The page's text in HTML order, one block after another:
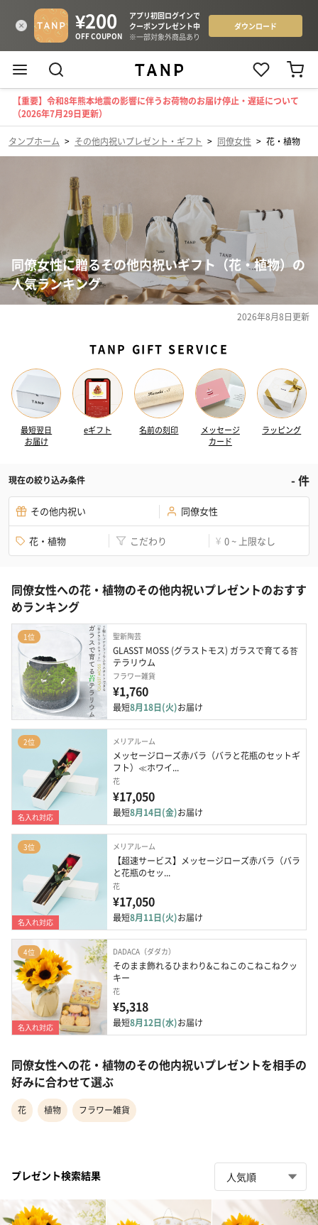
【重要】令和8年熊本地震の影響に伴うお荷物のお届け停止・遅延について
（2026年7月29日更新）
タンプホーム > その他内祝いプレゼント・ギフト > 同僚女性 > 花・植物
同僚女性に贈るその他内祝いギフト（花・植物）の
人気ランキング
2026年8月8日更新
TANP GIFT SERVICE
最短翌日
お届け
eギフト 名前の刻印
メッセージ
カード
ラッピング
現在の絞り込み条件 -件
その他内祝い 同僚女性
花・植物 こだわり ¥ 0 ~ 上限なし
同僚女性への花・植物のその他内祝いプレゼントのおすす
めランキング
1位 聖新陶芸
GLASST MOSS (グラストモス) ガラスで育てる苔
テラリウム
フラワー雑貨
¥1,760
最短8月18日(火)お届け
2位
名入れ対応
メリアルーム
メッセージローズ赤バラ（バラと花瓶のセットギ
フト）≪ホワイ...
花
¥17,050
最短8月14日(金)お届け
3位
名入れ対応
メリアルーム
【超速サービス】メッセージローズ赤バラ（バラ
と花瓶のセッ...
花
¥17,050
最短8月11日(火)お届け
4位
名入れ対応
DADACA（ダダカ）
そのまま飾れるひまわり&こねこのこねこねクッ
キー
花
¥5,318
最短8月12日(水)お届け
同僚女性への花・植物のその他内祝いプレゼントを相手の
好みに合わせて選ぶ
花 植物 フラワー雑貨
プレゼント検索結果